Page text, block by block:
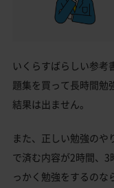
いくらすばらしい参考
題集を買って長時間勉
結果は出ません。
また、正しい勉強の
で済む内容が2時間、
っかく勉強をするの